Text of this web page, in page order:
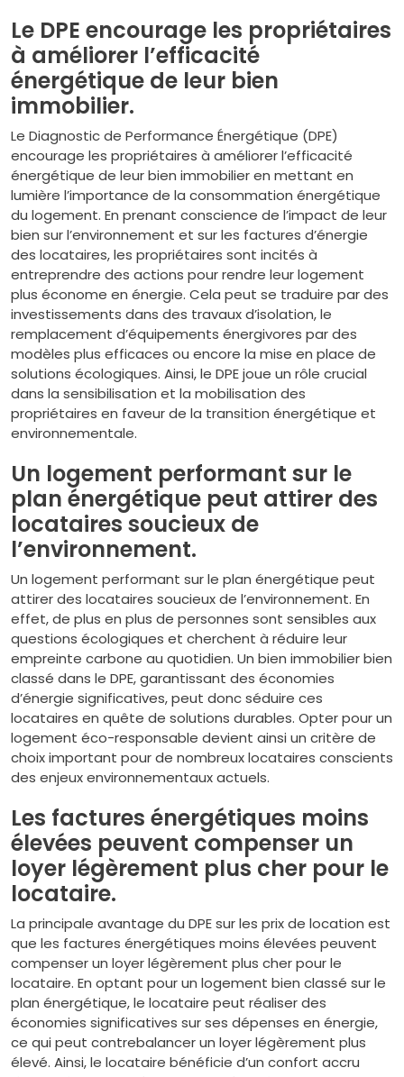
Le DPE encourage les propriétaires
à améliorer l’efficacité
énergétique de leur bien
immobilier.
Le Diagnostic de Performance Énergétique (DPE)
encourage les propriétaires à améliorer l’efficacité
énergétique de leur bien immobilier en mettant en
lumière l’importance de la consommation énergétique
du logement. En prenant conscience de l’impact de leur
bien sur l’environnement et sur les factures d’énergie
des locataires, les propriétaires sont incités à
entreprendre des actions pour rendre leur logement
plus économe en énergie. Cela peut se traduire par des
investissements dans des travaux d’isolation, le
remplacement d’équipements énergivores par des
modèles plus efficaces ou encore la mise en place de
solutions écologiques. Ainsi, le DPE joue un rôle crucial
dans la sensibilisation et la mobilisation des
propriétaires en faveur de la transition énergétique et
environnementale.
Un logement performant sur le
plan énergétique peut attirer des
locataires soucieux de
l’environnement.
Un logement performant sur le plan énergétique peut
attirer des locataires soucieux de l’environnement. En
effet, de plus en plus de personnes sont sensibles aux
questions écologiques et cherchent à réduire leur
empreinte carbone au quotidien. Un bien immobilier bien
classé dans le DPE, garantissant des économies
d’énergie significatives, peut donc séduire ces
locataires en quête de solutions durables. Opter pour un
logement éco-responsable devient ainsi un critère de
choix important pour de nombreux locataires conscients
des enjeux environnementaux actuels.
Les factures énergétiques moins
élevées peuvent compenser un
loyer légèrement plus cher pour le
locataire.
La principale avantage du DPE sur les prix de location est
que les factures énergétiques moins élevées peuvent
compenser un loyer légèrement plus cher pour le
locataire. En optant pour un logement bien classé sur le
plan énergétique, le locataire peut réaliser des
économies significatives sur ses dépenses en énergie,
ce qui peut contrebalancer un loyer légèrement plus
élevé. Ainsi, le locataire bénéficie d’un confort accru